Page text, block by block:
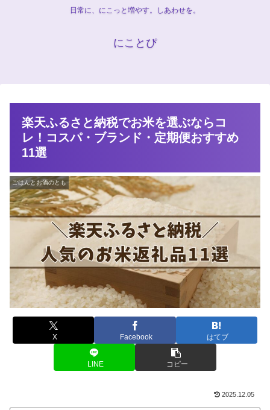
日常に、にこっと増やす。しあわせを。
にことぴ
楽天ふるさと納税でお米を選ぶならコ
レ！コスパ・ブランド・定期便おすすめ
11選
ごはんとお酒のとも
X Facebook はてブ
LINE コピー
2025.12.05